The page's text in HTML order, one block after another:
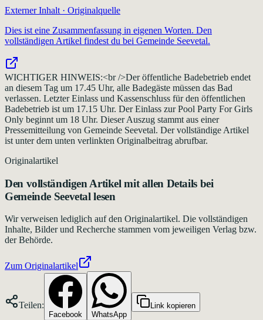
Externer Inhalt · Originalquelle
Dies ist eine Zusammenfassung in eigenen Worten. Den
vollständigen Artikel findest du bei Gemeinde Seevetal.
WICHTIGER HINWEIS:<br />Der öffentliche Badebetrieb endet
an diesem Tag um 17.45 Uhr, alle Badegäste müssen das Bad
verlassen. Letzter Einlass und Kassenschluss für den öffentlichen
Badebetrieb ist um 17.15 Uhr. Der Einlass zur Pool Party For Girls
Only beginnt um 18 Uhr. Dieser Auszug stammt aus einer
Pressemitteilung von Gemeinde Seevetal. Der vollständige Artikel
ist unter dem unten verlinkten Originalbeitrag abrufbar.
Originalartikel
Den vollständigen Artikel mit allen Details bei
Gemeinde Seevetal lesen
Wir verweisen lediglich auf den Originalartikel. Die vollständigen
Inhalte, Bilder und Recherche stammen vom jeweiligen Verlag bzw.
der Behörde.
Zum Originalartikel
Teilen:
Facebook WhatsApp
Link kopieren